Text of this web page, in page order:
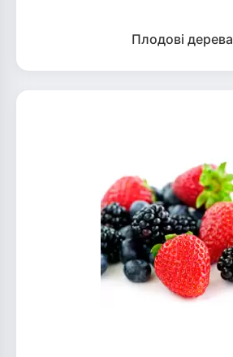
Плодові дерева